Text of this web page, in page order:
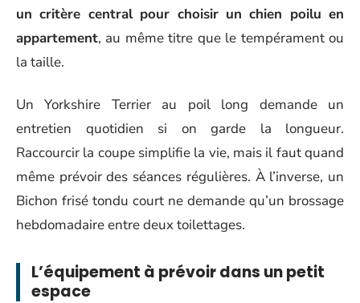
un critère central pour choisir un chien poilu en
appartement, au même titre que le tempérament ou
la taille.
Un Yorkshire Terrier au poil long demande un
entretien quotidien si on garde la longueur.
Raccourcir la coupe simplifie la vie, mais il faut quand
même prévoir des séances régulières. À l’inverse, un
Bichon frisé tondu court ne demande qu’un brossage
hebdomadaire entre deux toilettages.
L’équipement à prévoir dans un petit
espace